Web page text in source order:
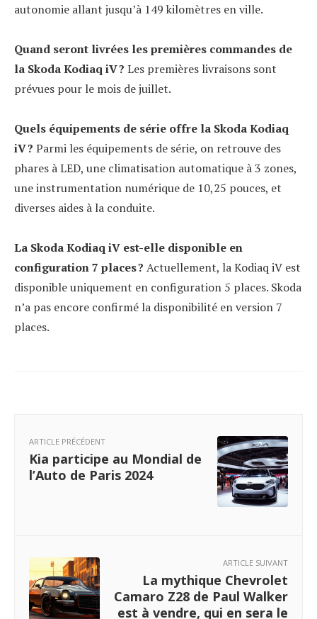
autonomie allant jusqu’à 149 kilomètres en ville.
Quand seront livrées les premières commandes de
la Skoda Kodiaq iV ? Les premières livraisons sont
prévues pour le mois de juillet.
Quels équipements de série offre la Skoda Kodiaq
iV ? Parmi les équipements de série, on retrouve des
phares à LED, une climatisation automatique à 3 zones,
une instrumentation numérique de 10,25 pouces, et
diverses aides à la conduite.
La Skoda Kodiaq iV est-elle disponible en
configuration 7 places ? Actuellement, la Kodiaq iV est
disponible uniquement en configuration 5 places. Skoda
n’a pas encore confirmé la disponibilité en version 7
places.
ARTICLE PRÉCÉDENT
Kia participe au Mondial de
l’Auto de Paris 2024
ARTICLE SUIVANT
La mythique Chevrolet
Camaro Z28 de Paul Walker
est à vendre, qui en sera le